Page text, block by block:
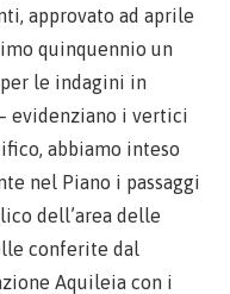
approvato ad aprile
quinquennio un
le indagini in
evidenziano i vertici
abbiamo inteso
nel Piano i passaggi
dell’area delle
conferite dal
Aquileia con i